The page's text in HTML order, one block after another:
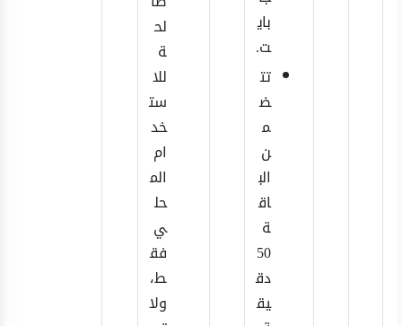
باي
ت.
تت
ض
م
ن
الب
اق
ة
50
دق
يق
لح
ة
للا
ست
خد
ام
الم
حل
ي
فق
ط،
ولا